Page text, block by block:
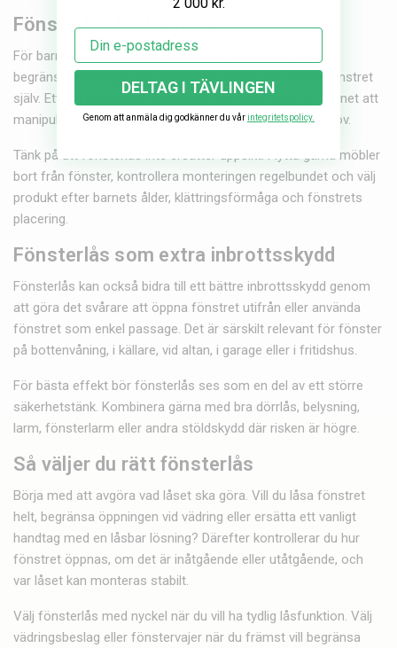
Fönsterlås för barnsäkerhet
För barnsäkerhet handlar fönsterlås framför allt om att
begränsa öppningen eller hindra att barnet kan öppna fönstret
själv. Ett bra barnsäkert fönsterlås ska vara svårt för barnet att
manipulera, men enkelt för en vuxen att hantera vid behov.
Tänk på att fönsterlås inte ersätter uppsikt. Flytta gärna möbler
bort från fönster, kontrollera monteringen regelbundet och välj
produkt efter barnets ålder, klättringsförmåga och fönstrets
placering.
Fönsterlås som extra inbrottsskydd
Fönsterlås kan också bidra till ett bättre inbrottsskydd genom
att göra det svårare att öppna fönstret utifrån eller använda
fönstret som enkel passage. Det är särskilt relevant för fönster
på bottenvåning, i källare, vid altan, i garage eller i fritidshus.
För bästa effekt bör fönsterlås ses som en del av ett större
säkerhetstänk. Kombinera gärna med bra dörrlås, belysning,
larm, fönsterlarm eller andra stöldskydd där risken är högre.
Så väljer du rätt fönsterlås
Börja med att avgöra vad låset ska göra. Vill du låsa fönstret
helt, begränsa öppningen vid vädring eller ersätta ett vanligt
handtag med en låsbar lösning? Därefter kontrollerar du hur
fönstret öppnas, om det är inåtgående eller utåtgående, och
var låset kan monteras stabilt.
Välj fönsterlås med nyckel när du vill ha tydlig låsfunktion. Välj
vädringsbeslag eller fönstervajer när du främst vill begränsa
Email
DELTAG I TÄVLINGEN
Genom att anmäla dig godkänner du vårintegritetspolicy.